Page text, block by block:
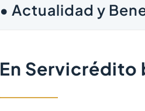
• Actualidad y
En